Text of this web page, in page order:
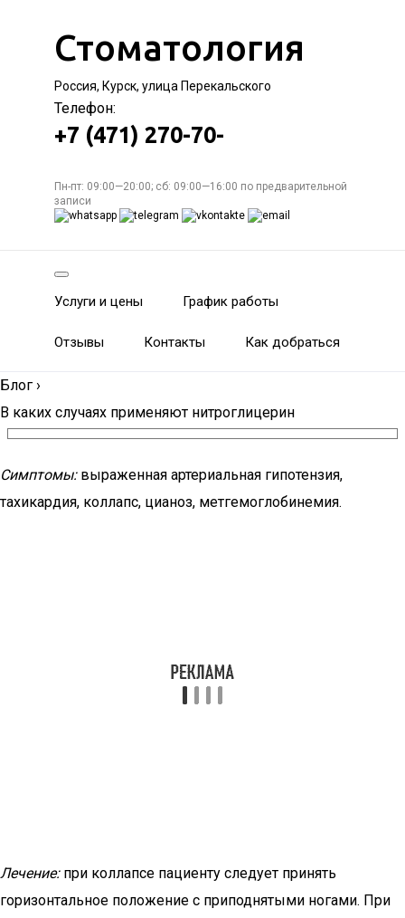
Стоматология
Россия, Курск, улица Перекальского
Телефон:
+7 (471) 270-70-
Пн-пт: 09:00—20:00; сб: 09:00—16:00 по предварительной
записи
Услуги и цены График работы
Отзывы Контакты Как добраться
Блог ›
В каких случаях применяют нитроглицерин
Симптомы:выраженная артериальная гипотензия,
тахикардия, коллапс, цианоз, метгемоглобинемия.
Лечение:при коллапсе пациенту следует принять
горизонтальное положение с приподнятыми ногами. При